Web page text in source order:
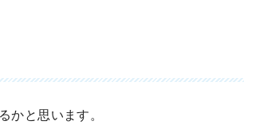
と思います。